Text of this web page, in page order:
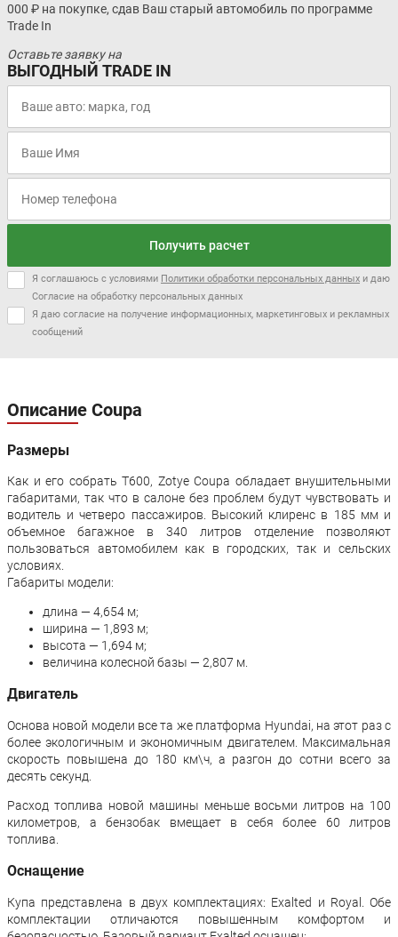
000 ₽ на покупке, сдав Ваш старый автомобиль по программе
Trade In
Оставьте заявку на
ВЫГОДНЫЙ TRADE IN
Получить расчет
Я соглашаюсь с условиями Политики обработки персональных данных и даю
Согласие на обработку персональных данных
Я даю согласие на получение информационных, маркетинговых и рекламных
сообщений
Описание Coupa
Размеры
Как и его собрать T600, Zotye Coupa обладает внушительными
габаритами, так что в салоне без проблем будут чувствовать и
водитель и четверо пассажиров. Высокий клиренс в 185 мм и
объемное багажное в 340 литров отделение позволяют
пользоваться автомобилем как в городских, так и сельских
условиях.
Габариты модели:
длина — 4,654 м;
ширина — 1,893 м;
высота — 1,694 м;
величина колесной базы — 2,807 м.
Двигатель
Основа новой модели все та же платформа Hyundai, на этот раз с
более экологичным и экономичным двигателем. Максимальная
скорость повышена до 180 км\ч, а разгон до сотни всего за
десять секунд.
Расход топлива новой машины меньше восьми литров на 100
километров, а бензобак вмещает в себя более 60 литров
топлива.
Оснащение
Купа представлена в двух комплектациях: Exalted и Royal. Обе
комплектации отличаются повышенным комфортом и